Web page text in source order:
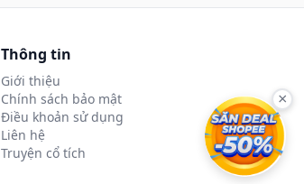
Thông tin
Giới thiệu
Chính sách bảo mật
Điều khoản sử dụng
Liên hệ
Truyện cổ tích
×